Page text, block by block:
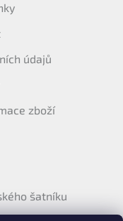
údajů
zboží
šatníku